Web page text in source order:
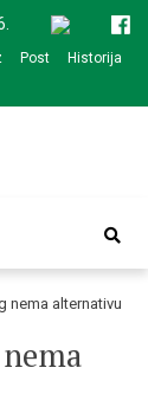
Post
Historija
nema alternativu